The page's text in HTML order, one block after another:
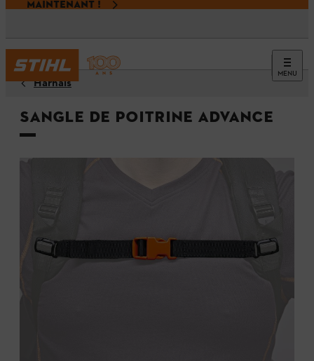
MAINTENANT !
MENU
Harnais
Sangle de poitrine ADVANCE